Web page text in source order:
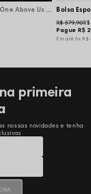
Bolsa Esportiva/Viagem Stranger No One Above Us - Preto Bolsa
Pague R$
R$ 379,90
6x R$
primeira
nossas novidades e tenha